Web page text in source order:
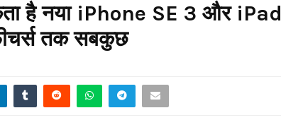
है नया iPhone SE 3 और iPad
तक सबकुछ